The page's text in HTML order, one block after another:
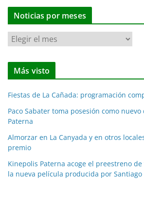
Noticias por meses
N
o
t
i
a
s
p
o
r
m
Más visto
Fiestas de La Cañada: programación
Paco Sabater toma posesión como nuevo
Paterna
Almorzar en La Canyada y en otros
premio
Kinepolis Paterna acoge el preestreno de
la nueva película producida por Santiago